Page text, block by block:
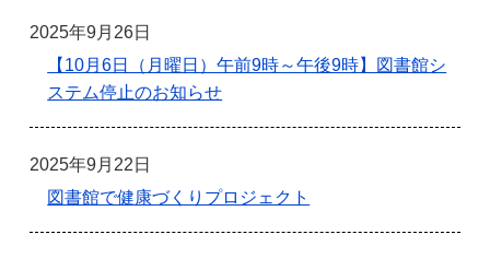
2025年9月26日
【10月6日（月曜日）午前9時～午後9時】図書館シ
ステム停止のお知らせ
2025年9月22日
図書館で健康づくりプロジェクト